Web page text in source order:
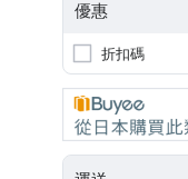
優惠
折扣碼